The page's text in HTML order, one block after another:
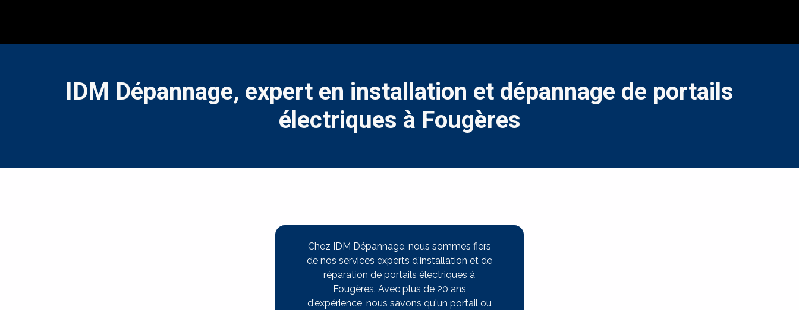
IDM Dépannage, expert en installation et dépannage de portails
électriques à Fougères
Chez IDM Dépannage, nous sommes fiers
de nos services experts d'installation et de
réparation de portails électriques à
Fougères. Avec plus de 20 ans
d'expérience, nous savons qu'un portail ou